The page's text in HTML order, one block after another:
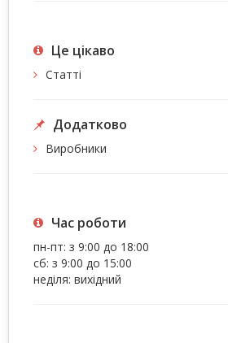
Це цiкаво
Статті
Додатково
Виробники
Час роботи
пн-пт: з 9:00 до 18:00
сб: з 9:00 до 15:00
неділя: вихідний